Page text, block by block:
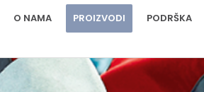
O NAMA PROIZVODI PODRŠKA